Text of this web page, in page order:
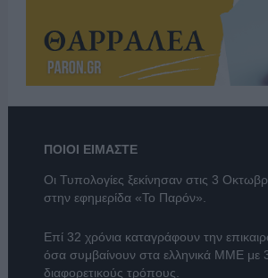
ΠΟΙΟΙ ΕΙΜΑΣΤΕ
Οι Τυπολογίες ξεκίνησαν στις 3
στην εφημερίδα «Το Παρόν».
Επί 32 χρόνια καταγράφουν την
όσα συμβαίνουν στα ελληνικά ΜΜΕ με
διαφορετικούς τρόπους.